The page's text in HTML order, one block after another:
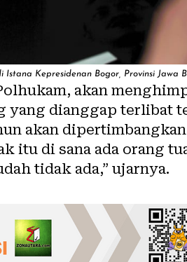
Kepresidenan Bogor, Provinsi Jawa
akan
dianggap terlibat
akan
itu di sana ada orang
tidak ada,” ujarnya.